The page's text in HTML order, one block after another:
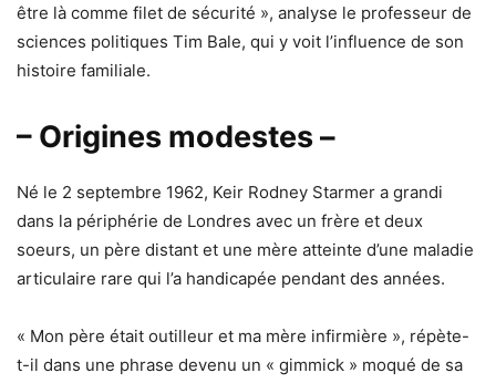
être là comme filet de sécurité », analyse le professeur de
sciences politiques Tim Bale, qui y voit l’influence de son
histoire familiale.
– Origines modestes –
Né le 2 septembre 1962, Keir Rodney Starmer a grandi
dans la périphérie de Londres avec un frère et deux
soeurs, un père distant et une mère atteinte d’une maladie
articulaire rare qui l’a handicapée pendant des années.
« Mon père était outilleur et ma mère infirmière », répète-
t-il dans une phrase devenu un « gimmick » moqué de sa